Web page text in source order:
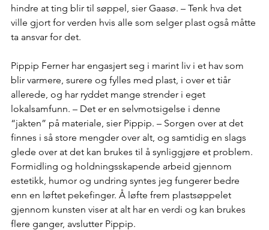
hindre at ting blir til søppel, sier Gaasø. – Tenk hva det
ville gjort for verden hvis alle som selger plast også måtte
ta ansvar for det.
Pippip Ferner har engasjert seg i marint liv i et hav som
blir varmere, surere og fylles med plast, i over et tiår
allerede, og har ryddet mange strender i eget
lokalsamfunn. – Det er en selvmotsigelse i denne
“jakten” på materiale, sier Pippip. – Sorgen over at det
finnes i så store mengder over alt, og samtidig en slags
glede over at det kan brukes til å synliggjøre et problem.
Formidling og holdningsskapende arbeid gjennom
estetikk, humor og undring syntes jeg fungerer bedre
enn en løftet pekefinger. Å løfte frem plastsøppelet
gjennom kunsten viser at alt har en verdi og kan brukes
flere ganger, avslutter Pippip.